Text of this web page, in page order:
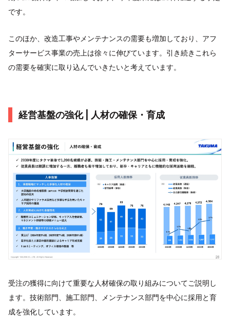
です。
このほか、改造工事やメンテナンスの需要も増加しており、アフ
ターサービス事業の売上は徐々に伸びています。引き続きこれら
の需要を確実に取り込んでいきたいと考えています。
経営基盤の強化 | 人材の確保・育成
受注の獲得に向けて重要な人材確保の取り組みについてご説明し
ます。技術部門、施工部門、メンテナンス部門を中心に採用と育
成を強化しています。